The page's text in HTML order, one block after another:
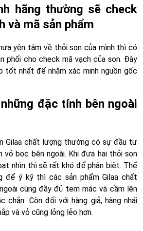
hãng thường sẽ check
và mã sản phẩm
yên tâm về thỏi son của mình thì có
phối cho check mã vạch của son. Đây
tốt nhất để nhằm xác minh nguồn gốc
đặc tính bên ngoài
Gilaa chất lượng thường có sự đầu tư
vỏ bọc bên ngoài. Khi đưa hai thỏi son
nhìn thì sẽ rất khó để phân biệt. Thế
để ý kỹ thì các sản phẩm Gilaa chất
cùng đầy đủ tem mác và cầm lên
chắn. Còn đối với hàng giả, hàng nhái
và vỏ cũng lỏng lẻo hơn.